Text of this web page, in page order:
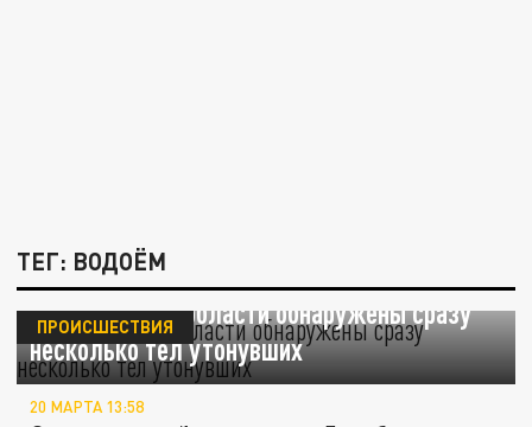
ТЕГ: ВОДОЁМ
За сутки в Ленобласти обнаружены сразу
несколько тел утонувших
ПРОИСШЕСТВИЯ
20 МАРТА 13:58